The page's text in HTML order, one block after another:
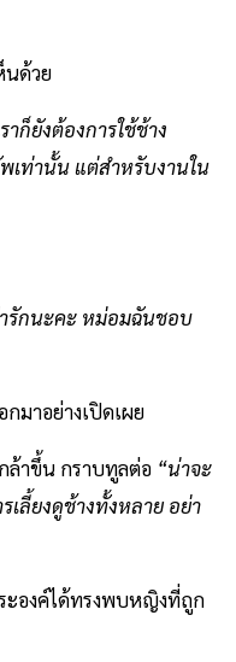
นด้วย
ราก็ยังต้องการใช้ช้าง
เท่านั้น แต่สำหรับงานใน
รักนะคะ หม่อมฉันชอบ
มาอย่างเปิดเผย
ล้าขึ้น กราบทูลต่อ “น่าจะ
เลี้ยงดูช้างทั้งหลาย อย่า
ะองค์ได้ทรงพบหญิงที่ถูก